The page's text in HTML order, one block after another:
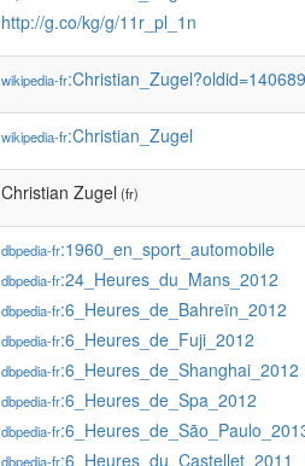
http://g.co/kg/g/11r_pl_1n
wikipedia-fr
wikipedia-fr:Christian_Zugel
Christian Zugel (fr)
dbpedia-fr:1960_en_sport_automobile
dbpedia-fr:24_Heures_du_Mans_2012
dbpedia-fr:6_Heures_de_Bahreïn_2012
dbpedia-fr:6_Heures_de_Fuji_2012
dbpedia-fr:6_Heures_de_Shanghai_2012
dbpedia-fr:6_Heures_de_Spa_2012
dbpedia-fr
dbpedia-fr:6_Heures_du_Castellet_2011